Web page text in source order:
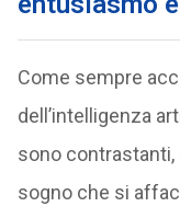
Come sempre
dell’intelligenza
sono contrastanti,
sogno che si